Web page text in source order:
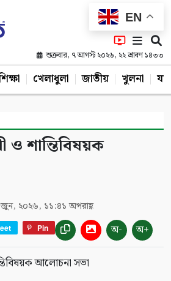
EN
শুক্রবার, ৭ আগস্ট ২০২৬, ২২ শ্রাবণ ১৪৩৩
খেলাধুলা জাতীয় খুলনা
ও শান্তিবিষয়ক
জুন, ২০২৬, ১১:৪১ অপরাহ্ণ
Pin অ- অ+